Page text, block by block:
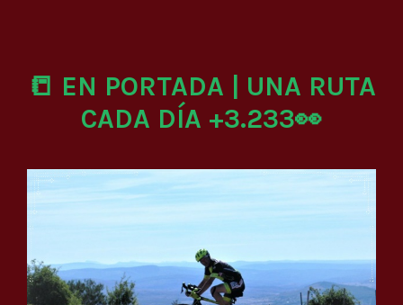
📒 EN PORTADA | UNA RUTA
CADA DÍA +3.233👀